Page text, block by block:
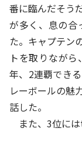
番に臨んだそう
が多く、息の合
た。キャプテン
トを取りなが
年、2連覇でき
レーボールの魅
話した。
また、3位に